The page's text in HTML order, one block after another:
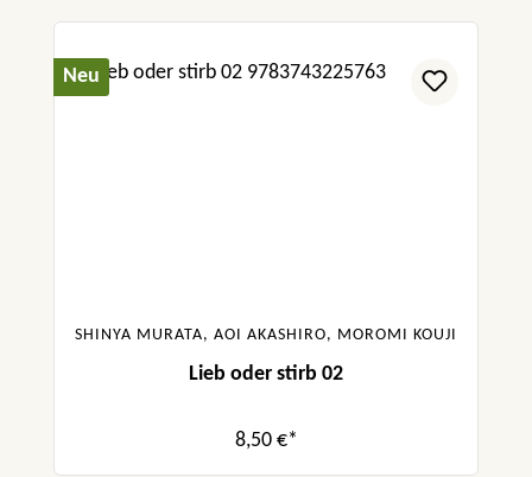
Neu
SHINYA MURATA, AOI AKASHIRO, MOROMI KOUJI
Lieb oder stirb 02
8,50 €*